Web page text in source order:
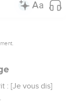
: [Je vous dis]